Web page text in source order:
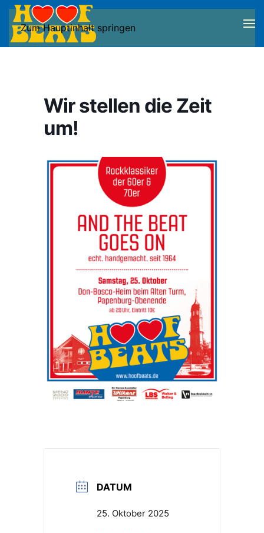
Zum Hauptinhalt springen
Wir stellen die Zeit
um!
DATUM
25. Oktober 2025